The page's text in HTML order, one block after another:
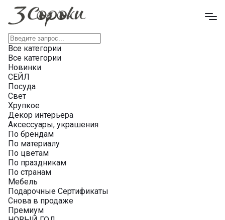
Все категории
Все категории
Новинки
СЕЙЛ
Посуда
Свет
Хрупкое
Декор интерьера
Аксессуары, украшения
По брендам
По материалу
По цветам
По праздникам
По странам
Мебель
Подарочные Сертификаты
Снова в продаже
Премиум